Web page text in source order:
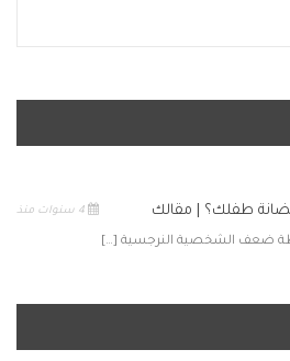
طفلك؟ | مقالك
ضعف الشخصية النرجسية […]